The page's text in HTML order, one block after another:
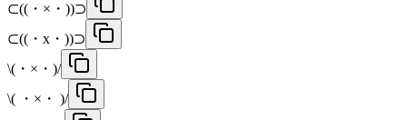
⊂((・×・))⊃
⊂((・x・))⊃
\(・×・)/
\( ・×・ )/